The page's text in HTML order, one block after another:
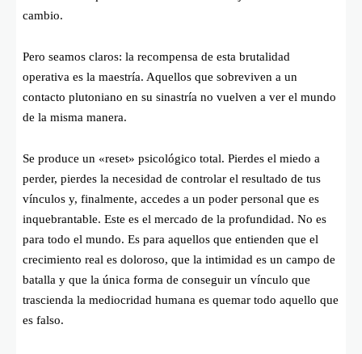
cambio.
Pero seamos claros: la recompensa de esta brutalidad
operativa es la maestría. Aquellos que sobreviven a un
contacto plutoniano en su sinastría no vuelven a ver el mundo
de la misma manera.
Se produce un «reset» psicológico total. Pierdes el miedo a
perder, pierdes la necesidad de controlar el resultado de tus
vínculos y, finalmente, accedes a un poder personal que es
inquebrantable. Este es el mercado de la profundidad. No es
para todo el mundo. Es para aquellos que entienden que el
crecimiento real es doloroso, que la intimidad es un campo de
batalla y que la única forma de conseguir un vínculo que
trascienda la mediocridad humana es quemar todo aquello que
es falso.